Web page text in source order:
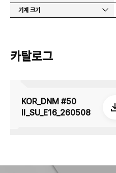
기계 크기
카탈로그
KOR_DNM #50
II_SU_E16_260508